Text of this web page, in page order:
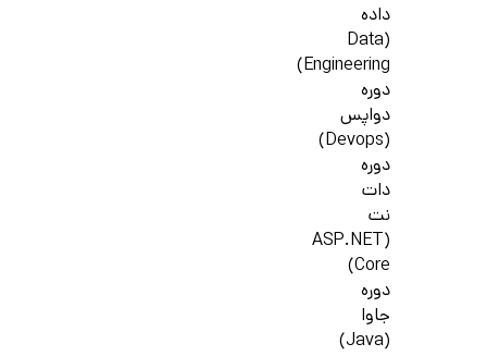
داده
(Data
Engineering)
دوره
دواپس
(Devops)
دوره
دات
نت
(ASP.NET
Core)
دوره
جاوا
(Java)